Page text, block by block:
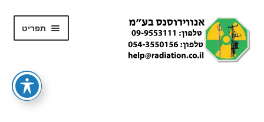
דלג
לניווט
לדלג
לתוכן
תפריט